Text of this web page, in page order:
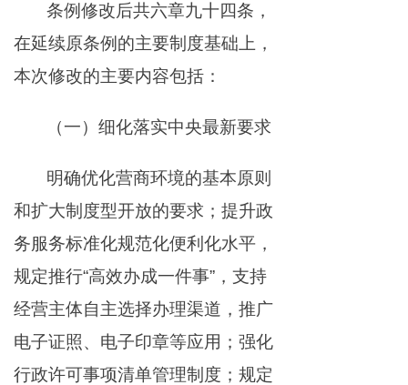
条例修改后共六章九十四条，
在延续原条例的主要制度基础上，
本次修改的主要内容包括：
（一）细化落实中央最新要求
明确优化营商环境的基本原则
和扩大制度型开放的要求；提升政
务服务标准化规范化便利化水平，
规定推行“高效办成一件事”，支持
经营主体自主选择办理渠道，推广
电子证照、电子印章等应用；强化
行政许可事项清单管理制度；规定